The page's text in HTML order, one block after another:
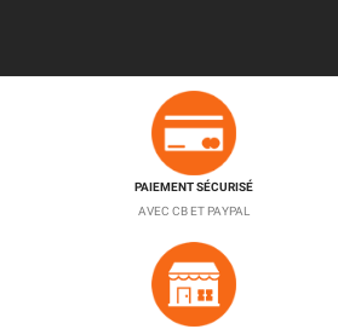
PAIEMENT SÉCURISÉ
AVEC CB ET PAYPAL